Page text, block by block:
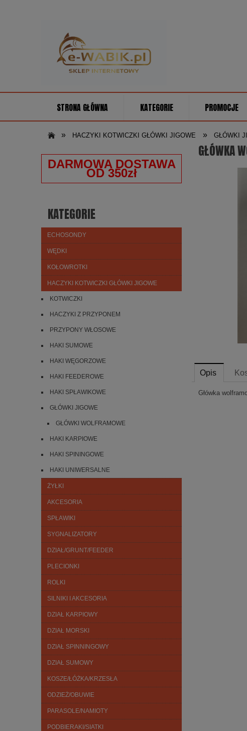
STRONA GŁÓWNA KATEGORIE PROMOCJE
» HACZYKI KOTWICZKI GŁÓWKI JIGOWE » GŁÓWKI
DARMOWA DOSTAWA
OD 350zł
KATEGORIE
ECHOSONDY
WĘDKI
KOŁOWROTKI
HACZYKI KOTWICZKI GŁÓWKI JIGOWE
KOTWICZKI
HACZYKI Z PRZYPONEM
PRZYPONY WŁOSOWE
HAKI SUMOWE
HAKI WĘGORZOWE
HAKI FEEDEROWE
HAKI SPŁAWIKOWE
GŁÓWKI JIGOWE
GŁÓWKI WOLFRAMOWE
HAKI KARPIOWE
HAKI SPININGOWE
HAKI UNIWERSALNE
ŻYŁKI
AKCESORIA
SPŁAWIKI
SYGNALIZATORY
DZIAŁ/GRUNT/FEEDER
PLECIONKI
ROLKI
SILNIKI I AKCESORIA
DZIAŁ KARPIOWY
DZIAŁ MORSKI
DZIAŁ SPINNINGOWY
DZIAŁ SUMOWY
KOSZE/ŁÓŻKA/KRZESŁA
ODZIEŻ/OBUWIE
PARASOLE/NAMIOTY
PODBIERAKI/SIATKI
GŁÓWKA
Opis
Główka